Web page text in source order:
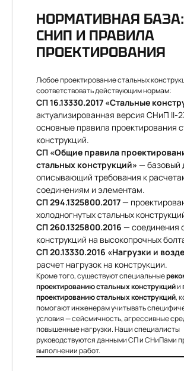
НОРМАТИВНАЯ
СНИП И ПРАВИЛА
ПРОЕКТИРОВАНИЯ
Любое проектирование стальных
соответствовать действующим нормам:
СП 16.13330.2017 «Стальные
актуализированная версия СНиП II-
основные правила проектирования
конструкций.
СП «Общие правила
стальных конструкций» — базовый
описывающий требования к
соединениям и элементам.
СП 294.1325800.2017—
холодногнутых стальных
СП 260.1325800.2016 — соединения
конструкций на высокопрочных
СП 20.13330.2016 «Нагрузки и
расчет нагрузок на конструкции.
Кроме того, существуют специальные
проектированию стальных конструкцийи
проектированию стальных конструкций,
помогают инженерам учитывать
условия — сейсмичность, агрессивные
повышенные нагрузки. Наши специалисты
руководствуются данными СП и СНиПами
выполнении работ.